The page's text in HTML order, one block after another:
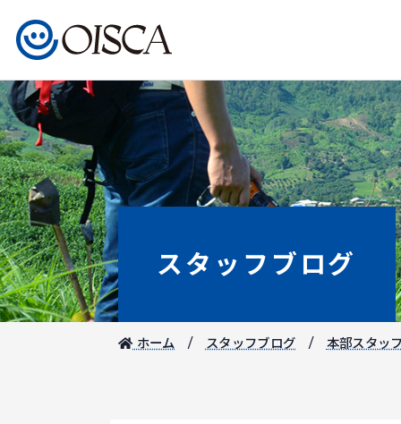
スタッフブログ
ホーム スタッフブログ 本部スタッ